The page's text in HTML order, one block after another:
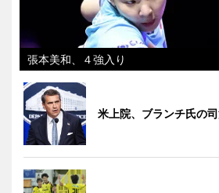
張本美和、４強入り
米上院、ブランチ氏の